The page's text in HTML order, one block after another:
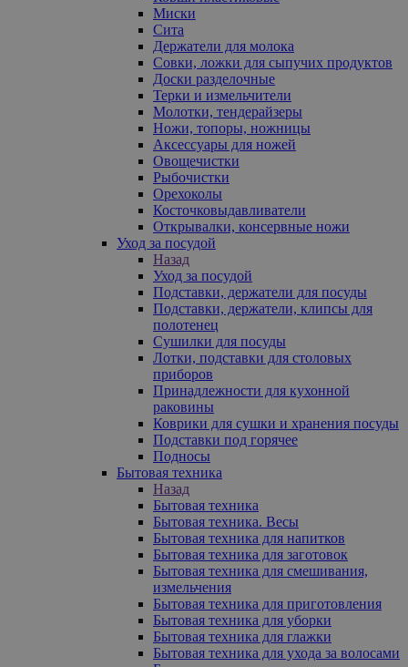
Миски
Сита
Держатели для молока
Совки, ложки для сыпучих продуктов
Доски разделочные
Терки и измельчители
Молотки, тендерайзеры
Ножи, топоры, ножницы
Аксессуары для ножей
Овощечистки
Рыбочистки
Орехоколы
Косточковыдавливатели
Открывалки, консервные ножи
Уход за посудой
Назад
Уход за посудой
Подставки, держатели для посуды
Подставки, держатели, клипсы для
полотенец
Сушилки для посуды
Лотки, подставки для столовых
приборов
Принадлежности для кухонной
раковины
Коврики для сушки и хранения посуды
Подставки под горячее
Подносы
Бытовая техника
Назад
Бытовая техника
Бытовая техника. Весы
Бытовая техника для напитков
Бытовая техника для заготовок
Бытовая техника для смешивания,
измельчения
Бытовая техника для приготовления
Бытовая техника для уборки
Бытовая техника для глажки
Бытовая техника для ухода за волосами